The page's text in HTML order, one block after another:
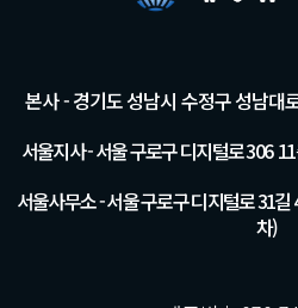
본사 - 경기도 성남시 수정구 성남
서울지사 - 서울 구로구 디지털로 306
서울사무소 - 서울 구로구 디지털로 31
차)